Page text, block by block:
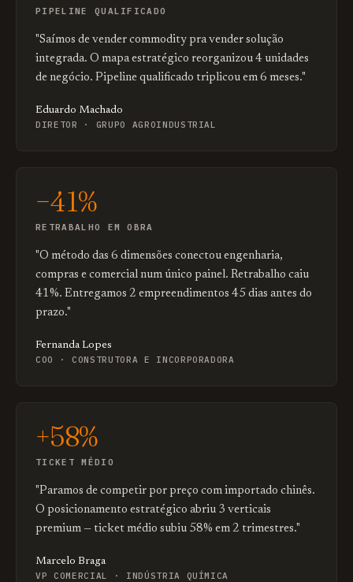
PIPELINE QUALIFICADO
"Saímos de vender commodity pra vender solução
integrada. O mapa estratégico reorganizou 4 unidades
de negócio. Pipeline qualificado triplicou em 6 meses."
Eduardo Machado
DIRETOR · GRUPO AGROINDUSTRIAL
−41%
RETRABALHO EM OBRA
"O método das 6 dimensões conectou engenharia,
compras e comercial num único painel. Retrabalho caiu
41%. Entregamos 2 empreendimentos 45 dias antes do
prazo."
Fernanda Lopes
COO · CONSTRUTORA E INCORPORADORA
+58%
TICKET MÉDIO
"Paramos de competir por preço com importado chinês.
O posicionamento estratégico abriu 3 verticais
premium — ticket médio subiu 58% em 2 trimestres."
Marcelo Braga
VP COMERCIAL · INDÚSTRIA QUÍMICA